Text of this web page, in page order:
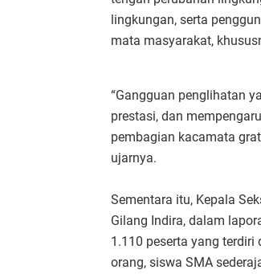
lingkungan, serta
mata masyarakat,
“Gangguan penglihatan
prestasi, dan
pembagian kacamata
ujarnya.
Sementara itu, Kepala
Gilang Indira, dalam
1.110 peserta yang terdiri
orang, siswa SMA